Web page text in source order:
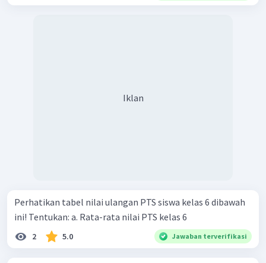
Iklan
Perhatikan tabel nilai ulangan PTS siswa kelas 6 dibawah
ini! Tentukan: a. Rata-rata nilai PTS kelas 6
2 5.0 Jawaban terverifikasi